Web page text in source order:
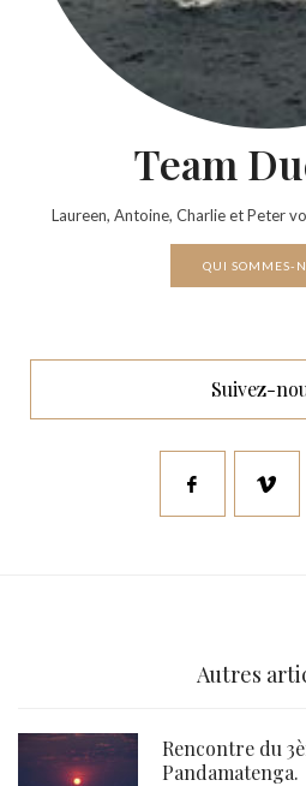
Team
Laureen, Antoine, Charlie et Peter
QUI SOMMES-
Suivez-
Autres
Rencontre du
Pandamatenga.